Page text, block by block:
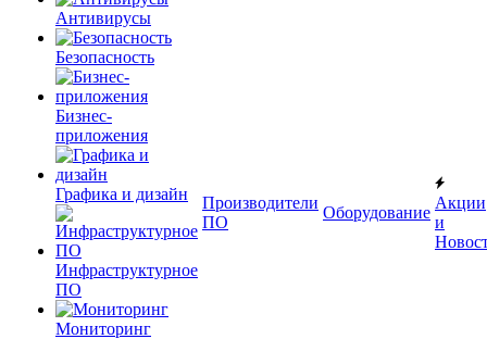
Антивирусы
Безопасность
Бизнес-
приложения
Графика и дизайн
Инфраструктурное
ПО
Мониторинг
Производители
ПО
Оборудование
Акции
и